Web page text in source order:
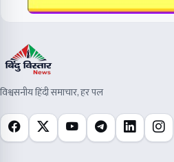
विश्वसनीय हिंदी समाचार, हर पल